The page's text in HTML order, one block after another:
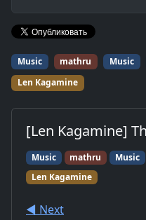
Music mathru Music
Len Kagamine
[Len Kagamine]
Music mathru Music
Len Kagamine
◀︎ Next